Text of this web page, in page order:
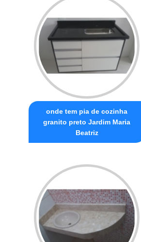
onde tem pia de cozinha
granito preto Jardim Maria
Beatriz